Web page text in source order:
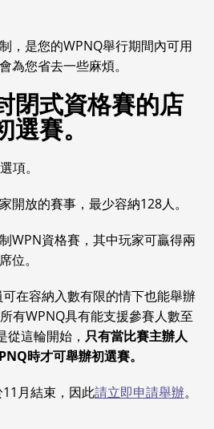
，是您的WPNQ舉行期間內可用
為您省去一些麻煩。
閉式資格賽的店
賽。
項。
開放的賽事，最少容納128人。
WPN資格賽，其中玩家可贏得兩
位。
在容納入數有限的情下也能舉辦
有WPNQ具有能支援參賽人數至
從這輪開始， 只有當比賽主辦人
時才可舉辦初選賽。
月結束，因此請立即申請舉辦。